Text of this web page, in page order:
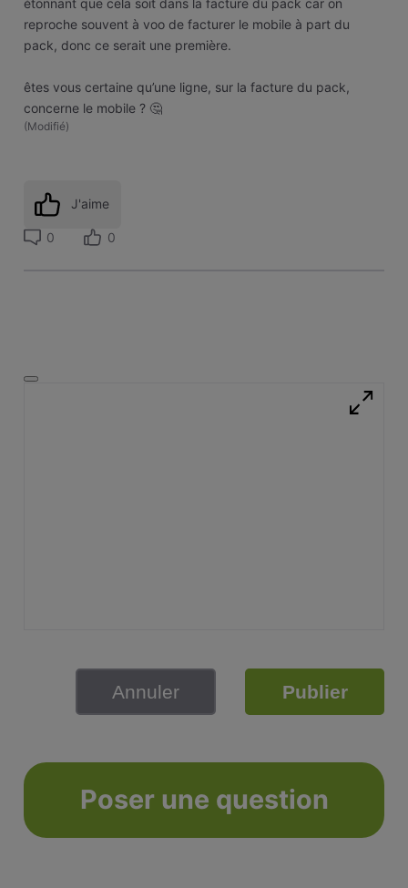
reproche souvent à voo de facturer le mobile à part du
pack, donc ce serait une première.
êtes vous certaine qu’une ligne, sur la facture du pack,
concerne le mobile ? 🤔
(Modifié)
J'aime
0 0
Annuler Publier
Poser une question